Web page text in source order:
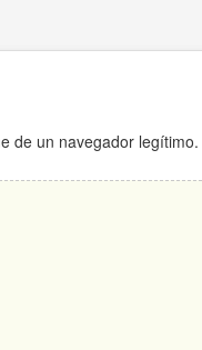
de un navegador legítimo.